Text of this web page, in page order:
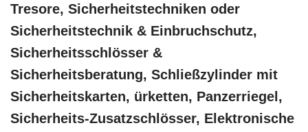
Tresore, Sicherheitstechniken oder
Sicherheitstechnik & Einbruchschutz,
Sicherheitsschlösser &
Sicherheitsberatung, Schließzylinder mit
Sicherheitskarten, ürketten, Panzerriegel,
Sicherheits-Zusatzschlösser, Elektronische